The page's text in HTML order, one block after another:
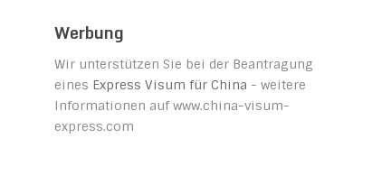
Werbung
Wir unterstützen Sie bei der Beantragung
eines Express Visum für China - weitere
Informationen auf www.china-visum-
express.com